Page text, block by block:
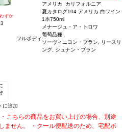
ずか
3
フルボディ
アメリカ カリフォルニア
夏カタログ104 アメリカ 白ワイン
1本750ml
メナージュ・ア・トロワ
葡萄品種:
ソーヴィニヨン・ブラン, リースリ
ング, シュナン・ブラン
に追加
・こちらの商品をお買い上げの場合、別途
ません。 ・クール便配送のため、宅配ボ